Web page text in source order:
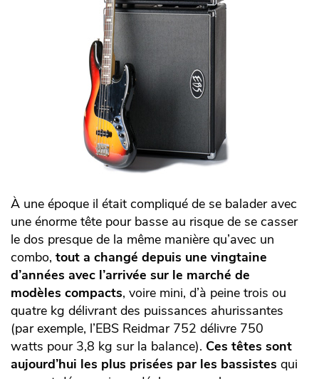
À une époque il était compliqué de se balader avec
une énorme tête pour basse au risque de se casser
le dos presque de la même manière qu’avec un
combo, tout a changé depuis une vingtaine
d’années avec l’arrivée sur le marché de
modèles compacts, voire mini, d’à peine trois ou
quatre kg délivrant des puissances ahurissantes
(par exemple, l’EBS Reidmar 752 délivre 750
watts pour 3,8 kg sur la balance). Ces têtes sont
aujourd’hui les plus prisées par les bassistes qui